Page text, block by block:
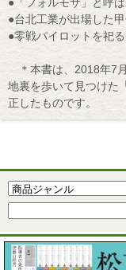
●「フォルモサ」と呼
●台北工業が出場した
●零戦パイロットを祀
＊本書は、2018年7
地裏を歩いて見つけた
正したものです。